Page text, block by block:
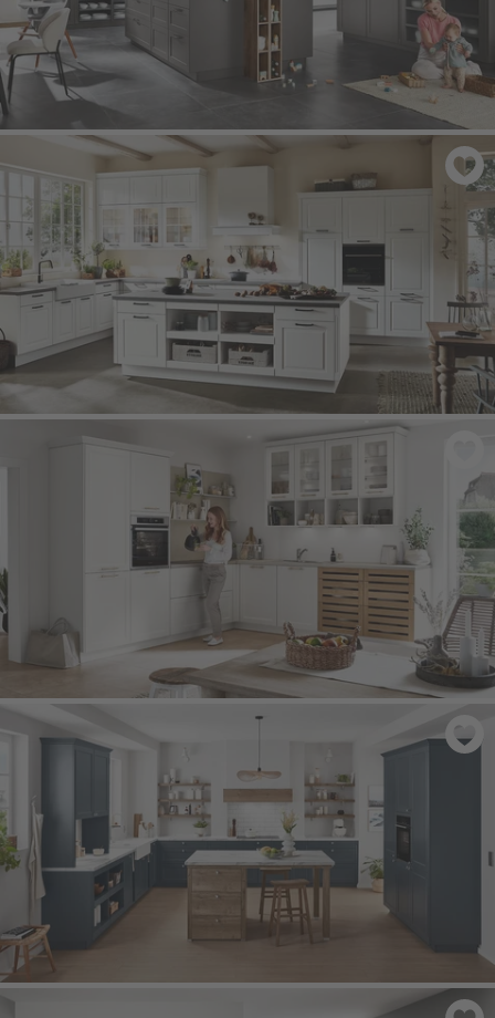
NORDIC 786 - Szary łupkowy matowy
SYLT 847 - Biały alpejski matowy
CASCADA 774